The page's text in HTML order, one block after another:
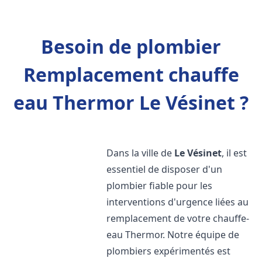
Besoin de plombier
Remplacement chauffe
eau Thermor Le Vésinet ?
Dans la ville de Le Vésinet, il est
essentiel de disposer d'un
plombier fiable pour les
interventions d'urgence liées au
remplacement de votre chauffe-
eau Thermor. Notre équipe de
plombiers expérimentés est